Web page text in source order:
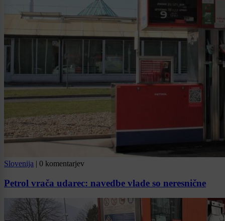
Slovenija | 0 komentarjev
Petrol vrača udarec: navedbe vlade so neresnične